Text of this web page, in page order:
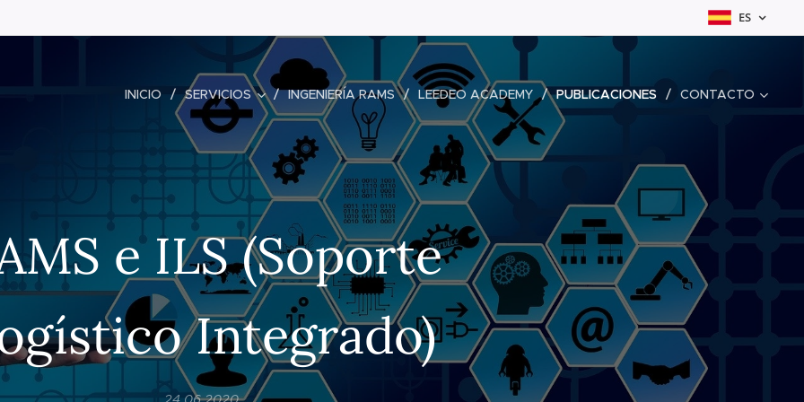
ES
INICIO SERVICIOS INGENIERÍA RAMS LEEDEO ACADEMY PUBLICACIONES CONTACTO
e ILS (Soporte
Integrado)